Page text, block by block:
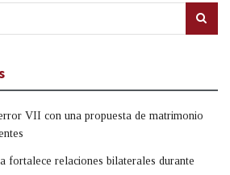
VII con una propuesta de matrimonio
fortalece relaciones bilaterales durante